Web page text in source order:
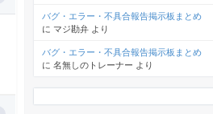
バグ・エラー・不具合報告掲示板まとめ
に マジ勘弁 より
バグ・エラー・不具合報告掲示板まとめ
に 名無しのトレーナー より